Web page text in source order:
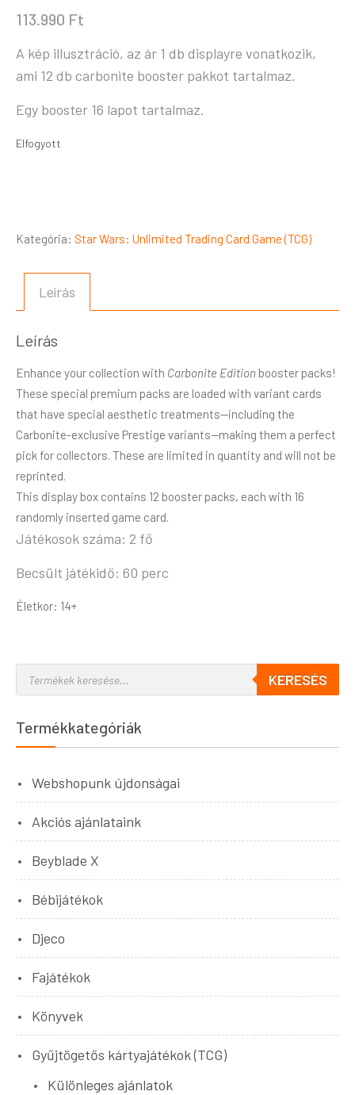
113.990 Ft
A kép illusztráció, az ár 1 db displayre vonatkozik,
ami 12 db carbonite booster pakkot tartalmaz.
Egy booster 16 lapot tartalmaz.
Elfogyott
Kategória: Star Wars: Unlimited Trading Card Game (TCG)
Leírás
Leírás
Enhance your collection with Carbonite Edition booster packs!
These special premium packs are loaded with variant cards
that have special aesthetic treatments—including the
Carbonite-exclusive Prestige variants—making them a perfect
pick for collectors. These are limited in quantity and will not be
reprinted.
This display box contains 12 booster packs, each with 16
randomly inserted game card.
Játékosok száma: 2 fő
Becsült játékidő: 60 perc
Életkor: 14+
KERESÉS
Termékkategóriák
Webshopunk újdonságai
Akciós ajánlataink
Beyblade X
Bébijátékok
Djeco
Fajátékok
Könyvek
Gyűjtögetős kártyajátékok (TCG)
Különleges ajánlatok